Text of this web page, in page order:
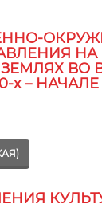
НА
ВО
– НАЧАЛЕ